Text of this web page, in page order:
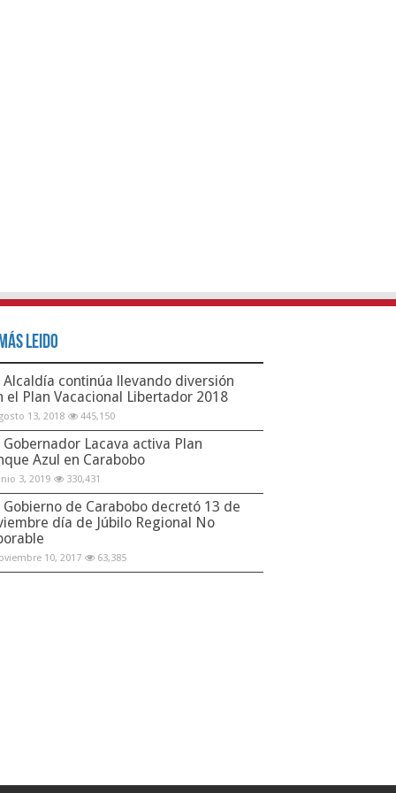
Leido
Alcaldía continúa llevando diversión
el Plan Vacacional Libertador 2018
13, 2018 445,150
Gobernador Lacava activa Plan
Azul en Carabobo
3, 2019 330,431
Gobierno de Carabobo decretó 13 de
día de Júbilo Regional No
10, 2017 63,385